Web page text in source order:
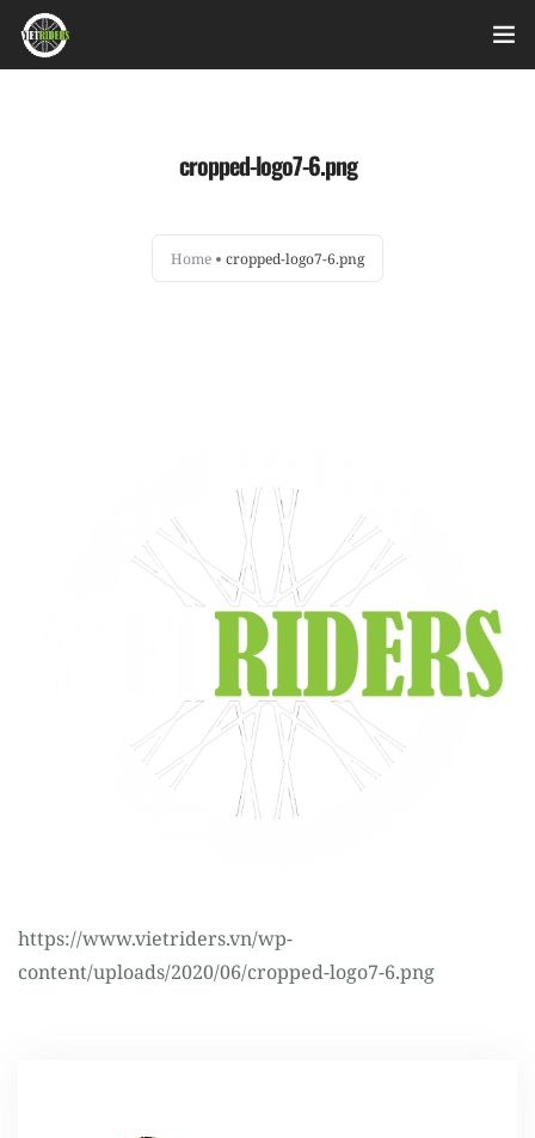
cropped-logo7-6.png
Home cropped-logo7-6.png
https://www.vietriders.vn/wp-
content/uploads/2020/06/cropped-logo7-6.png